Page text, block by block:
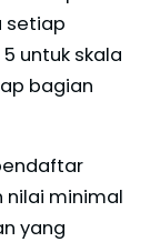
setiap
untuk skala
bagian
nilai minimal
yang